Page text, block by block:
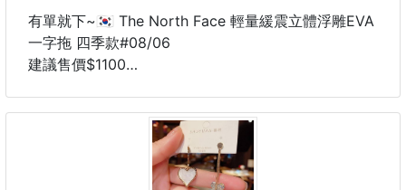
有單就下~🇰🇷 The North Face 輕量緩震立體浮雕EVA
一字拖 四季款#08/06
建議售價$1100
23/24/25/26/27/28
極簡必備 ｜ 3D立體壓紋 ｜ 蓬鬆不磨腳 ｜ 四季皆宜
3D陽刻浮雕標誌｜包覆式加厚軟墊